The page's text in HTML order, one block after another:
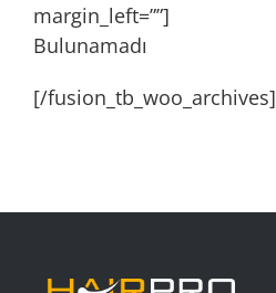
margin_left=””]
Bulunamadı
[/fusion_tb_woo_archives]